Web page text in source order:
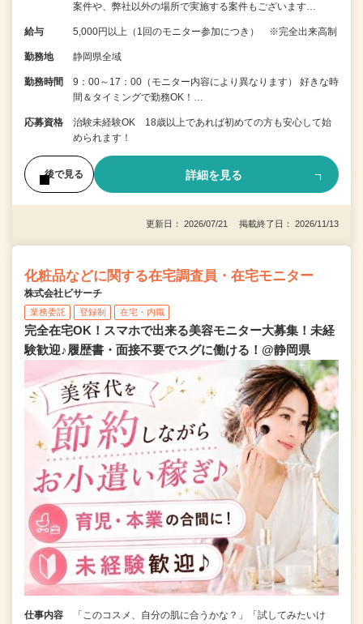
案件や、弊社以外の場所で実施する案件もございます…
給与 5,000円以上（1回のモニター参加につき） ※完全出来高制
勤務地 静岡県全域
勤務時間
9：00～17：00（モニター内容により異なります） 好きな時
間＆タイミングで勤務OK！…
応募資格
治験未経験OK 18歳以上であれば初めての方も安心して始
められます！
後で見る 詳細を見る
更新日： 2026/07/21 掲載終了日： 2026/11/13
化粧品などに関する在宅調査員・在宅モニター
株式会社ビサーチ
業務委託 登録制 在宅・内職
完全在宅OK！スマホで出来る美容モニター大募集！未経
験歓迎♪履歴書・面接不要でスグに働ける！@静岡県
仕事内容
「このコスメ、自分の肌に合うかな？」「試してみたいけ